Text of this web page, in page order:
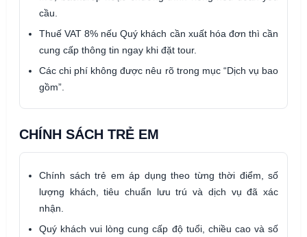
cầu.
Thuế VAT 8% nếu Quý khách cần xuất hóa đơn thì cần
cung cấp thông tin ngay khi đặt tour.
Các chi phí không được nêu rõ trong mục “Dịch vụ bao
gồm”.
CHÍNH SÁCH TRẺ EM
Chính sách trẻ em áp dụng theo từng thời điểm, số
lượng khách, tiêu chuẩn lưu trú và dịch vụ đã xác
nhận.
Quý khách vui lòng cung cấp độ tuổi, chiều cao và số